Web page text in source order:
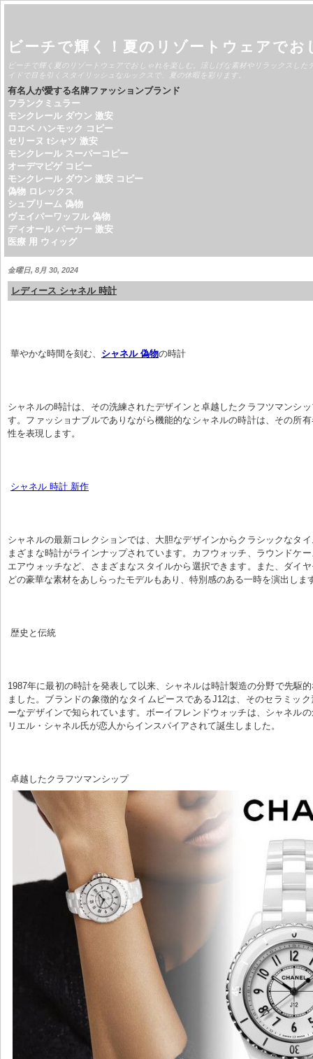
ビーチで輝く！夏のリゾートウェアでお
ビーチで輝く夏のリゾートウェアでおしゃれを楽しむ。涼しげな素材やリラックスし
イドで目を引くスタイリッシュなルックスで、夏の休暇を彩ります。
有名人が愛する名牌ファッションブランド
フランクミュラー
モンクレール ダウン 激安
ロエベ ハンモック コピー
セリーヌ tシャツ 激安
モンクレール スーパーコピー
オーデマピゲ コピー
モンクレール ダウン 激安 コピー
偽物 ロレックス
シュプリーム 偽物
ヴェイパーワッフル 偽物
ディオール パーカー 激安
医療 用 ウィッグ
金曜日, 8月 30, 2024
レディース シャネル 時計
華やかな時間を刻む、 シャネル 偽物の時計
シャネルの時計は、その洗練されたデザインと卓越したクラフツマンシ
す。ファッショナブルでありながら機能的なシャネルの時計は、その所
性を表現します。
シャネル 時計 新作
シャネルの最新コレクションでは、大胆なデザインからクラシックなタ
まざまな時計がラインナップされています。カフウォッチ、ラウンドケ
エアウォッチなど、さまざまなスタイルから選択できます。また、ダイ
どの豪華な素材をあしらったモデルもあり、特別感のある一時を演出しま
歴史と伝統
1987年に最初の時計を発表して以来、シャネルは時計製造の分野で先駆
ました。ブランドの象徴的なタイムピースであるJ12は、そのセラミッ
ーなデザインで知られています。ボーイフレンドウォッチは、シャネル
リエル・シャネル氏が恋人からインスパイアされて誕生しました。
卓越したクラフツマンシップ